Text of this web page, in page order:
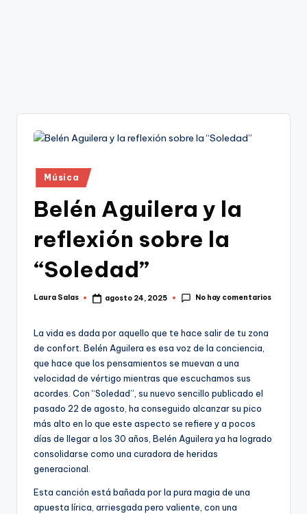
Publicado
en
Música
Belén Aguilera y la
reflexión sobre la
“Soledad”
Publicado
Laura Salas agosto 24, 2025 No hay comentarios
La vida es dada por aquello que te hace salir de tu zona
de confort. Belén Aguilera es esa voz de la conciencia,
que hace que los pensamientos se muevan a una
velocidad de vértigo mientras que escuchamos sus
acordes. Con “Soledad”, su nuevo sencillo publicado el
pasado 22 de agosto, ha conseguido alcanzar su pico
más alto en lo que este aspecto se refiere y a pocos
días de llegar a los 30 años, Belén Aguilera ya ha logrado
consolidarse como una curadora de heridas
generacional.
Esta canción está bañada por la pura magia de una
apuesta lírica, arriesgada pero valiente, con una